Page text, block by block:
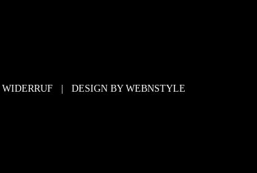
WIDERRUF| DESIGN BY WEBNSTYLE